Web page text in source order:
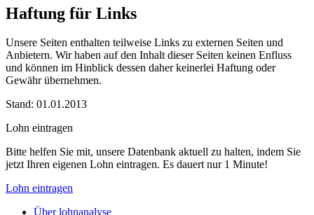
Haftung für Links
Unsere Seiten enthalten teilweise Links zu externen Seiten und
Anbietern. Wir haben auf den Inhalt dieser Seiten keinen Enfluss
und können im Hinblick dessen daher keinerlei Haftung oder
Gewähr übernehmen.
Stand: 01.01.2013
Lohn eintragen
Bitte helfen Sie mit, unsere Datenbank aktuell zu halten, indem Sie
jetzt Ihren eigenen Lohn eintragen. Es dauert nur 1 Minute!
Lohn eintragen
Über lohnanalyse